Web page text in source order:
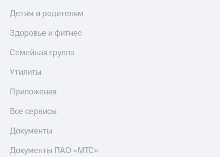
Детям и родителям
Здоровье и фитнес
Семейная группа
Утилиты
Приложения
Все сервисы
Документы
Документы ПАО «МТС»